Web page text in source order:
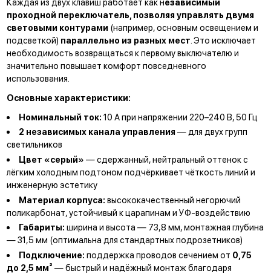
Каждая из двух клавиш работает как независимый
проходной переключатель, позволяя управлять двумя
световыми контурами (например, основным освещением и
подсветкой) параллельно из разных мест . Это исключает
необходимость возвращаться к первому выключателю и
значительно повышает комфорт повседневного
использования.
Основные характеристики:
Номинальный ток: 10 А при напряжении 220–240 В, 50 Гц
2 независимых канала управления — для двух групп
светильников
Цвет «серый» — сдержанный, нейтральный оттенок с
лёгким холодным подтоном подчёркивает чёткость линий и
инженерную эстетику
Материал корпуса: высококачественный негорючий
поликарбонат, устойчивый к царапинам и УФ-воздействию
Габариты: ширина и высота — 73,8 мм, монтажная глубина
— 31,5 мм (оптимальна для стандартных подрозетников)
Подключение: поддержка проводов сечением от 0,75
до 2,5 мм² — быстрый и надёжный монтаж благодаря